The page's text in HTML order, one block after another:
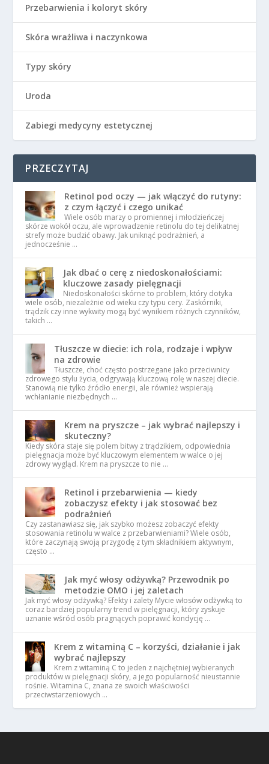
Przebarwienia i koloryt skóry
Skóra wrażliwa i naczynkowa
Typy skóry
Uroda
Zabiegi medycyny estetycznej
PRZECZYTAJ
Retinol pod oczy — jak włączyć do rutyny:
z czym łączyć i czego unikać
Wiele osób marzy o promiennej i młodzieńczej
skórze wokół oczu, ale wprowadzenie retinolu do tej delikatnej
strefy może budzić obawy. Jak uniknąć podrażnień, a
jednocześnie …
Jak dbać o cerę z niedoskonałościami:
kluczowe zasady pielęgnacji
Niedoskonałości skórne to problem, który dotyka
wiele osób, niezależnie od wieku czy typu cery. Zaskórniki,
trądzik czy inne wykwity mogą być wynikiem różnych czynników,
takich …
Tłuszcze w diecie: ich rola, rodzaje i wpływ
na zdrowie
Tłuszcze, choć często postrzegane jako przeciwnicy
zdrowego stylu życia, odgrywają kluczową rolę w naszej diecie.
Stanowią nie tylko źródło energii, ale również wspierają
wchłanianie niezbędnych …
Krem na pryszcze – jak wybrać najlepszy i
skuteczny?
Kiedy skóra staje się polem bitwy z trądzikiem, odpowiednia
pielęgnacja może być kluczowym elementem w walce o jej
zdrowy wygląd. Krem na pryszcze to nie …
Retinol i przebarwienia — kiedy
zobaczysz efekty i jak stosować bez
podrażnień
Czy zastanawiasz się, jak szybko możesz zobaczyć efekty
stosowania retinolu w walce z przebarwieniami? Wiele osób,
które zaczynają swoją przygodę z tym składnikiem aktywnym,
często …
Jak myć włosy odżywką? Przewodnik po
metodzie OMO i jej zaletach
Jak myć włosy odżywką? Efekty i zalety Mycie włosów odżywką to
coraz bardziej popularny trend w pielęgnacji, który zyskuje
uznanie wśród osób pragnących poprawić kondycję …
Krem z witaminą C – korzyści, działanie i jak
wybrać najlepszy
Krem z witaminą C to jeden z najchętniej wybieranych
produktów w pielęgnacji skóry, a jego popularność nieustannie
rośnie. Witamina C, znana ze swoich właściwości
przeciwstarzeniowych …